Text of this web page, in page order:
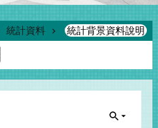
統計資料 統計背景資料說明